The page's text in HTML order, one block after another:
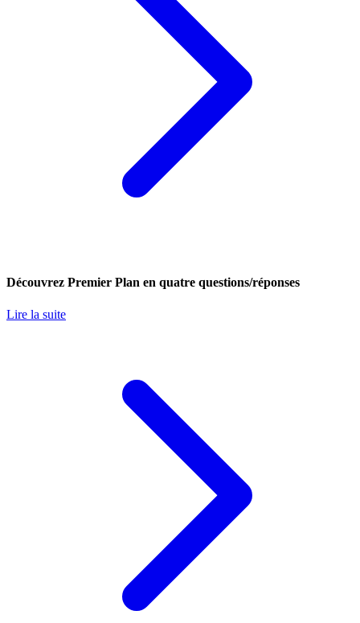
Découvrez Premier Plan en quatre questions/réponses
Lire la suite